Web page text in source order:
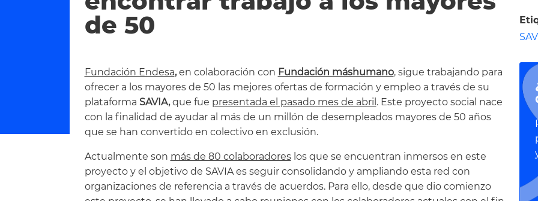
de 50
Fundación Endesa,en colaboración con Fundación máshumano, sigue trabajando para
ofrecer a los mayores de 50 las mejores ofertas de formación y empleo a través de su
plataforma SAVIA,que fue presentada el pasado mes de abril . Este proyecto social nace
con la finalidad de ayudar al más de un millón de desempleados mayores de 50 años
que se han convertido en colectivo en exclusión.
Actualmente son más de 80 colaboradoreslos que se encuentran inmersos en este
proyecto y el objetivo de SAVIA es seguir consolidando y ampliando esta red con
organizaciones de referencia a través de acuerdos. Para ello, desde que dio comienzo